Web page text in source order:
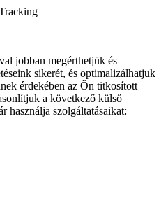
jobban megérthetjük és
sikerét, és optimalizálhatjuk
érdekében az Ön titkosított
a következő külső
használja szolgáltatásaikat: